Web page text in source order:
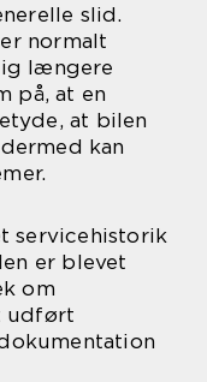
slid.
normalt
længere
på, at en
at bilen
kan
servicehistorik
er blevet
om
udført